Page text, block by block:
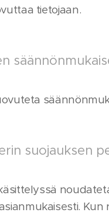
tietojaan.
suojauksen